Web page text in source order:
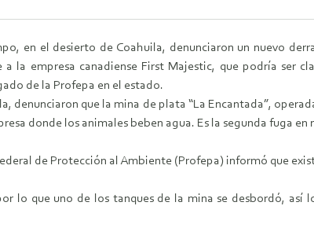
en el desierto de Coahuila, denunciaron un nuevo
la empresa canadiense First Majestic, que podría ser
de la Profepa en el estado.
denunciaron que la mina de plata “La Encantada”,
donde los animales beben agua. Es la segunda fuga en
de Protección al Ambiente (Profepa) informó que
lo que uno de los tanques de la mina se desbordó, así